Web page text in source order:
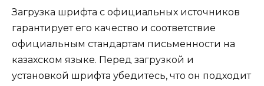
Загрузка шрифта с официальных источников
гарантирует его качество и соответствие
официальным стандартам письменности на
казахском языке. Перед загрузкой и
установкой шрифта убедитесь, что он подходит